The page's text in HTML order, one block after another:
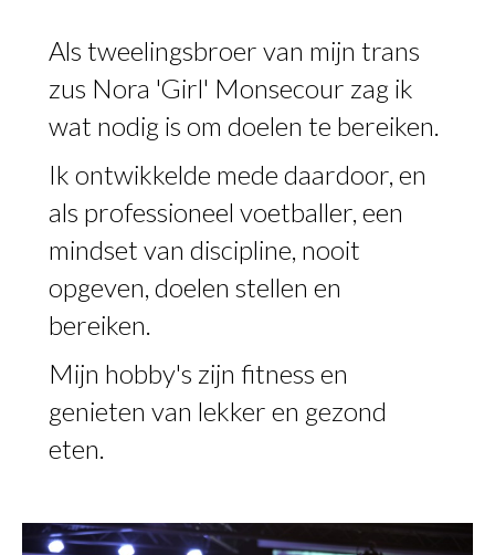
Als tweelingsbroer van mijn trans
zus Nora 'Girl' Monsecour zag ik
wat nodig is om doelen te bereiken.
Ik ontwikkelde mede daardoor, en
als professioneel voetballer, een
mindset van discipline, nooit
opgeven, doelen stellen en
bereiken.
Mijn hobby's zijn fitness en
genieten van lekker en gezond
eten.